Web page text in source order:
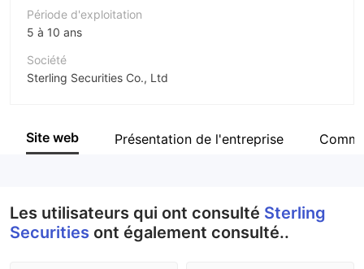
Période d'exploitation
5 à 10 ans
Société
Sterling Securities Co., Ltd
Personnel
Site web Présentation de l'entreprise
Les utilisateurs qui ont consulté Sterling
Securities ont également consulté..